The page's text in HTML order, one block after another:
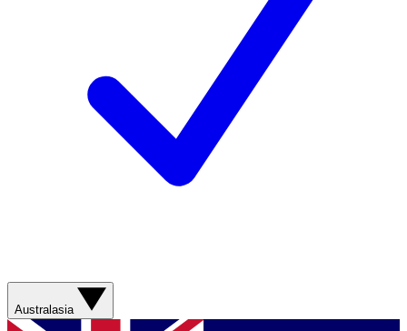
Australasia